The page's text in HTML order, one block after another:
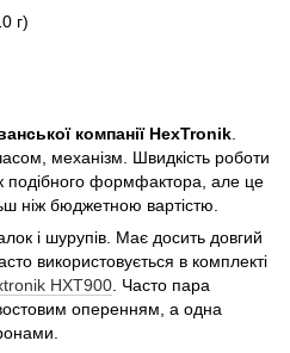
г)
компанії HexTronik
механізм. Швидкість роботи
формфактора, але це
ніж бюджетною вартістю.
і шурупів. Має досить довгий
використовується в комплекті
HXT900 . Часто пара
оперенням, а одна